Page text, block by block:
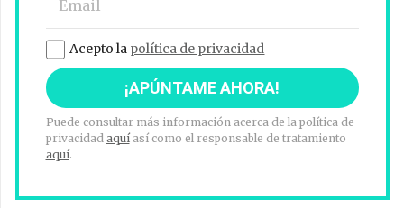
Acepto la política de privacidad
Puede consultar más información acerca de la política de
privacidad aquíasí como el responsable de tratamiento
aquí.